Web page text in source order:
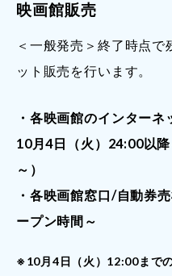
映画館販売
＜一般発売＞終了時点
ット販売を行います。
・各映画館のインター
10月4日（火）24:00以
～）
・各映画館窓口/自動券
ープン時間～
※10月4日（火）12:00まで